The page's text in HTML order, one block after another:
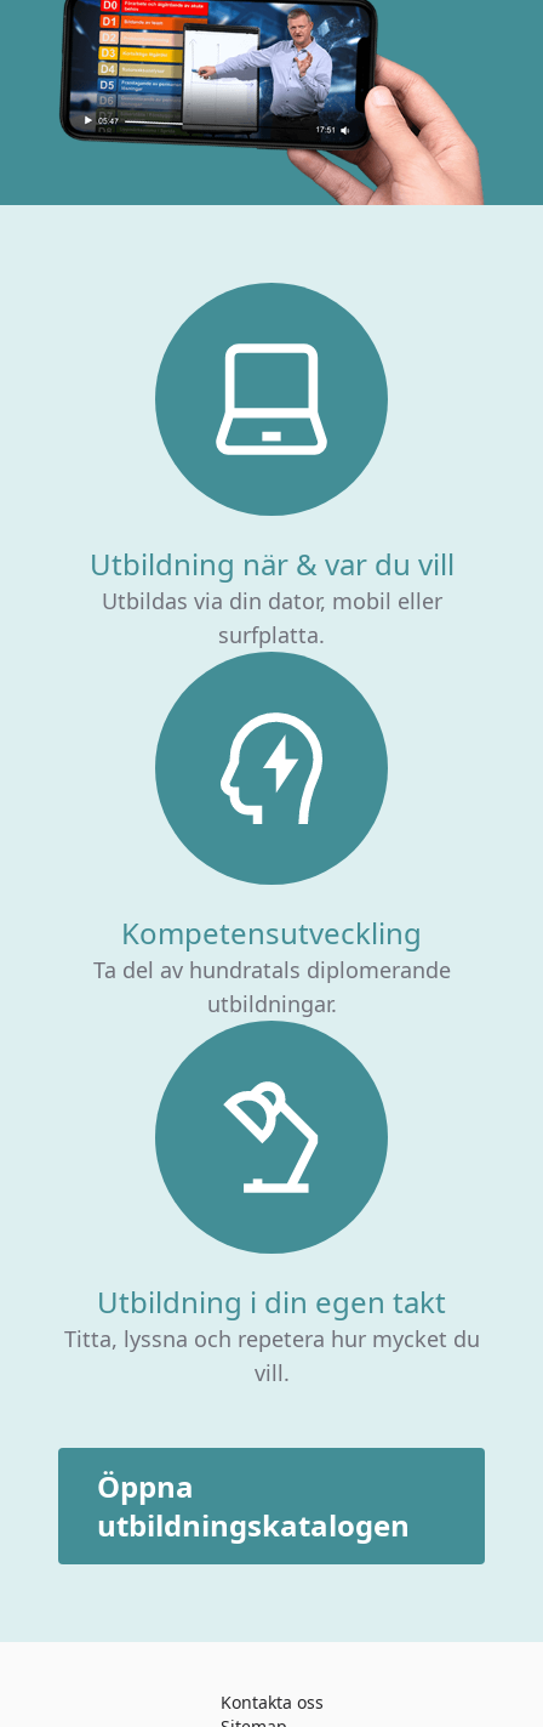
Utbildning när & var du vill
Utbildas via din dator, mobil eller
surfplatta.
Kompetensutveckling
Ta del av hundratals diplomerande
utbildningar.
Utbildning i din egen takt
Titta, lyssna och repetera hur mycket du
vill.
Öppna
utbildningskatalogen
Kontakta oss